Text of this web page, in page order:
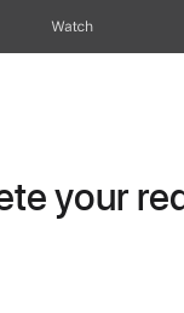
Watch
your